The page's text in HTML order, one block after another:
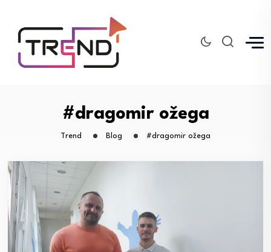
#dragomir ožega
Trend Blog #dragomir ožega